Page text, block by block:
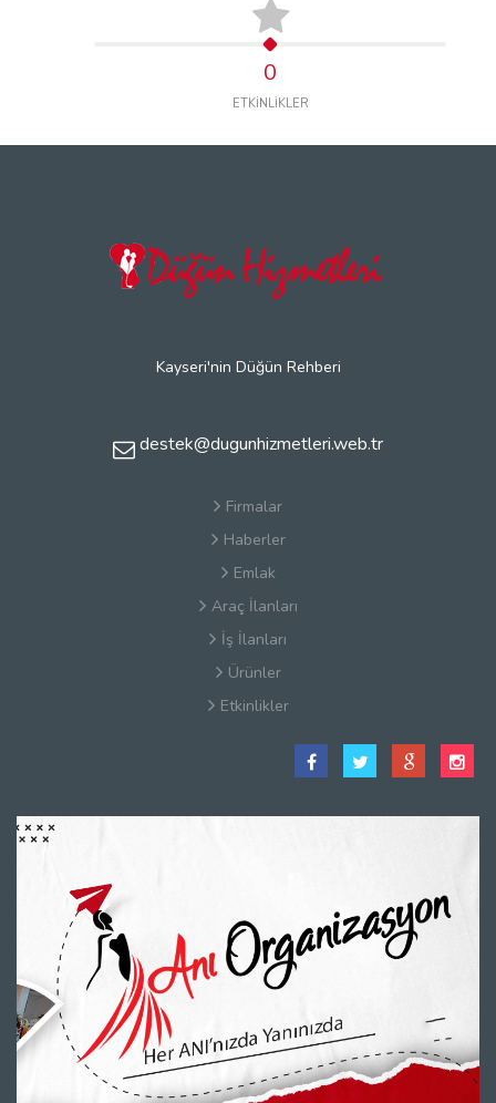
0
ETKİNLİKLER
Kayseri'nin Düğün Rehberi
destek@dugunhizmetleri.web.tr
Firmalar
Haberler
Emlak
Araç İlanları
İş İlanları
Ürünler
Etkinlikler
Satış Sözleşmesi
Hakkımızda
İletişim